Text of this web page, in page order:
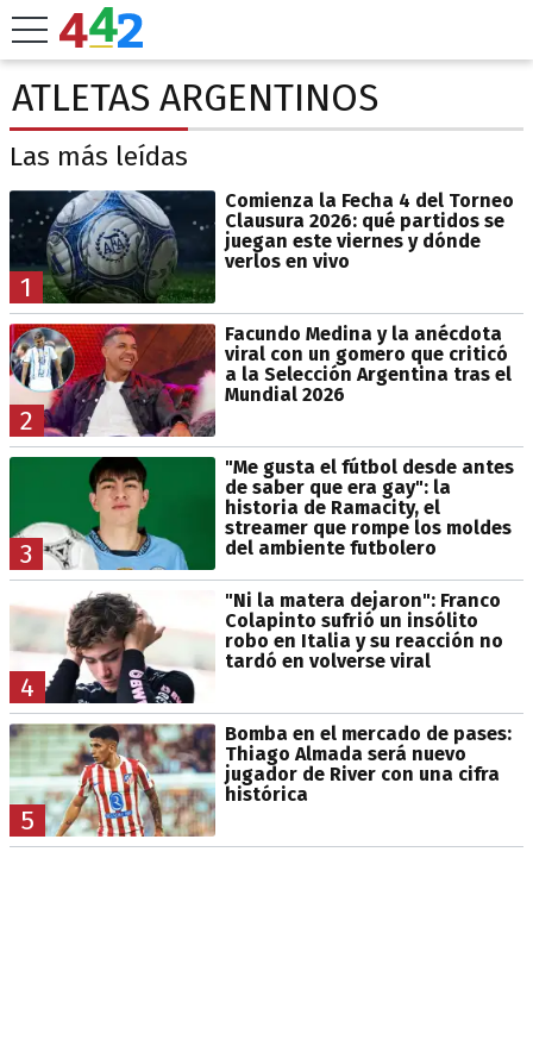
ATLETAS ARGENTINOS
Las más leídas
1
Comienza la Fecha 4 del Torneo
Clausura 2026: qué partidos se
juegan este viernes y dónde
verlos en vivo
2
Facundo Medina y la anécdota
viral con un gomero que criticó
a la Selección Argentina tras el
Mundial 2026
3
"Me gusta el fútbol desde antes
de saber que era gay": la
historia de Ramacity, el
streamer que rompe los moldes
del ambiente futbolero
4
"Ni la matera dejaron": Franco
Colapinto sufrió un insólito
robo en Italia y su reacción no
tardó en volverse viral
5
Bomba en el mercado de pases:
Thiago Almada será nuevo
jugador de River con una cifra
histórica